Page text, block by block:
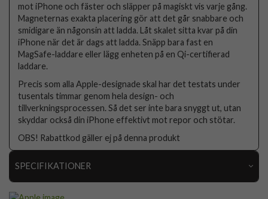
mot iPhone och fäster och släpper på magiskt vis varje gång.
Magneternas exakta placering gör att det går snabbare och
smidigare än någonsin att ladda. Låt skalet sitta kvar på din
iPhone när det är dags att ladda. Snäpp bara fast en
MagSafe-laddare eller lägg enheten på en Qi-certifierad
laddare.
Precis som alla Apple-designade skal har det testats under
tusentals timmar genom hela design- och
tillverkningsprocessen. Så det ser inte bara snyggt ut, utan
skyddar också din iPhone effektivt mot repor och stötar.
OBS! Rabattkod gäller ej på denna produkt
SPECIFIKATIONER